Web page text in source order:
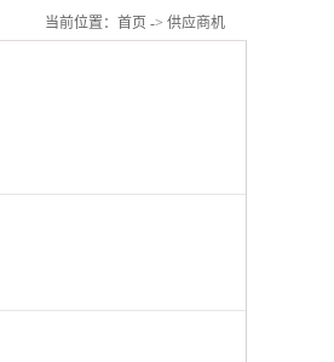
当前位置： 首页 -> 供应商机